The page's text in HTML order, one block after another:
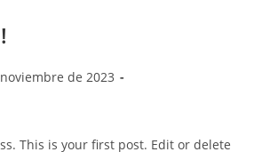
de 2023
This is your first post. Edit or delete